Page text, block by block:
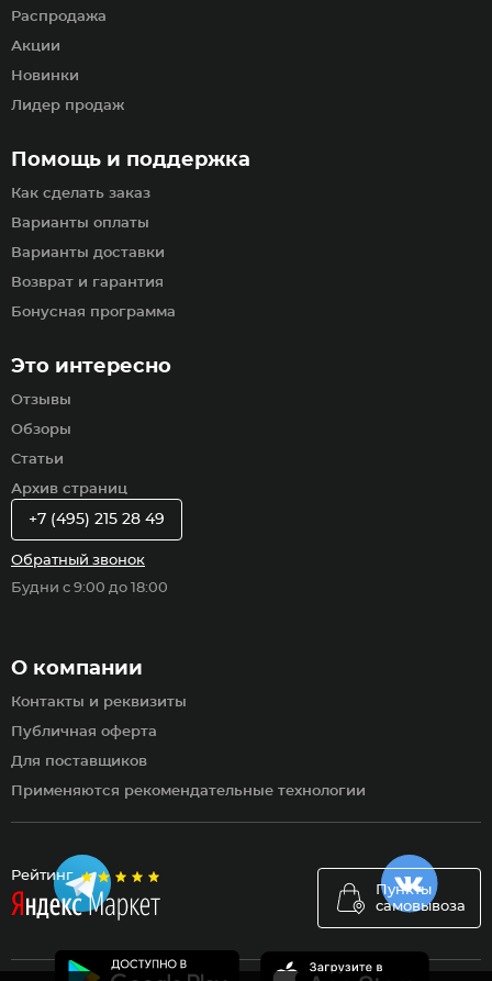
Рейтинг
Пункты
самовывоза
Помощь и поддержка
Как сделать заказ
Варианты оплаты
Варианты доставки
Возврат и гарантия
Бонусная программа
Распродажа
Акции
Новинки
Лидер продаж
Это интересно
Отзывы
Обзоры
Статьи
Архив страниц
О компании
Контакты и реквизиты
Публичная оферта
Для поставщиков
Применяются рекомендательные технологии
+7 (495) 215 28 49
Обратный звонок
Будни с 9:00 до 18:00